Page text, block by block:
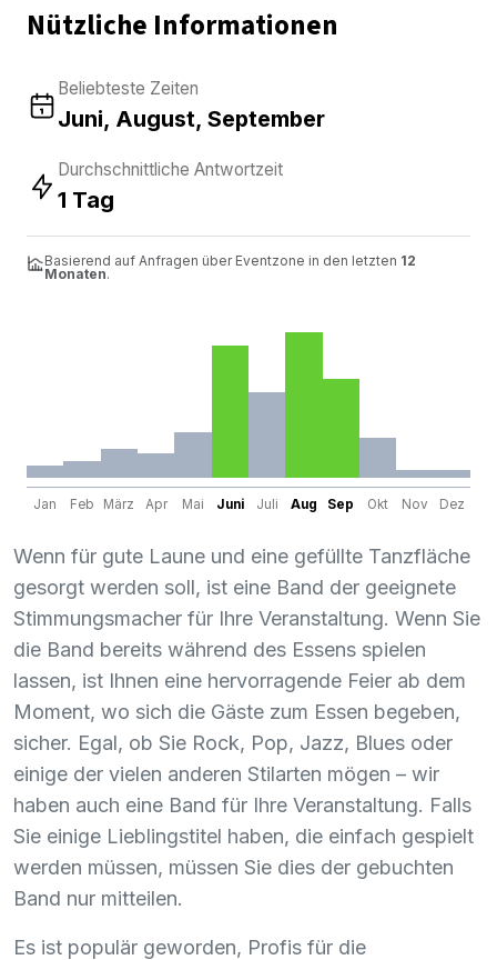
Nützliche Informationen
Beliebteste Zeiten
Juni, August, September
Durchschnittliche Antwortzeit
1 Tag
Basierend auf Anfragen über Eventzone in den letzten 12
Monaten.
Jan Feb März Apr Mai Juni Juli Aug Sep Okt Nov Dez
Wenn für gute Laune und eine gefüllte Tanzfläche
gesorgt werden soll, ist eine Band der geeignete
Stimmungsmacher für Ihre Veranstaltung. Wenn Sie
die Band bereits während des Essens spielen
lassen, ist Ihnen eine hervorragende Feier ab dem
Moment, wo sich die Gäste zum Essen begeben,
sicher. Egal, ob Sie Rock, Pop, Jazz, Blues oder
einige der vielen anderen Stilarten mögen – wir
haben auch eine Band für Ihre Veranstaltung. Falls
Sie einige Lieblingstitel haben, die einfach gespielt
werden müssen, müssen Sie dies der gebuchten
Band nur mitteilen.
Es ist populär geworden, Profis für die